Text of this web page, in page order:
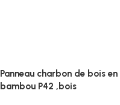
Panneau charbon de bois en
bambou P42 ,bois